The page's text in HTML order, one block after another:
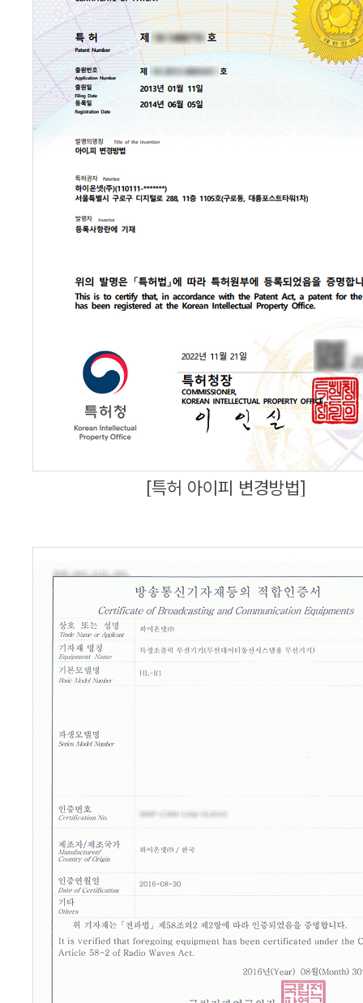
[특허 아이피 변경방법]